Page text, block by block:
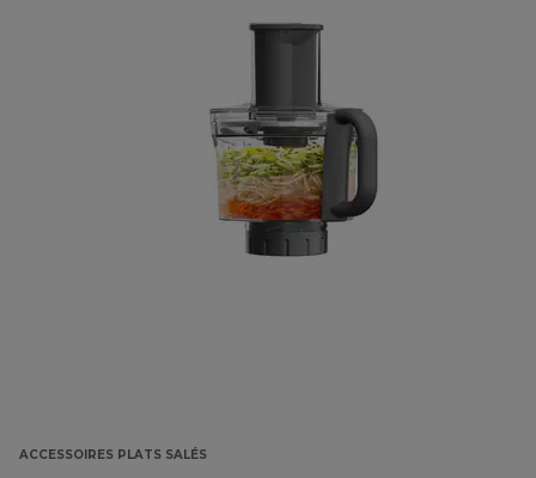
ACCESSOIRES PLATS SALÉS